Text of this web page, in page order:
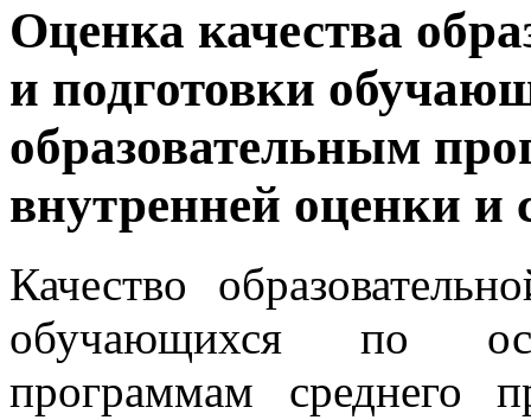
Оценка качества
и подготовки
образовательным
внутренней оценки и
Качество
обучающихся по
программам среднего